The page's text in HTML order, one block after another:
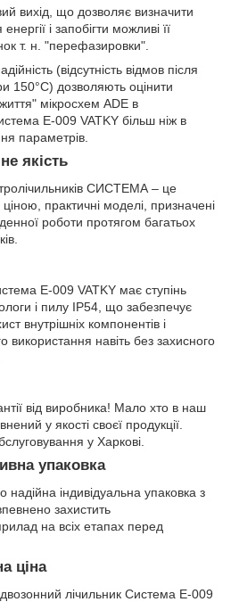
вихід, що дозволяє визначити
і запобігти можливі її
т. н. "перефазировки".
(відсутність відмов після
150°C) дозволяють оцінити
мікросхем ADE в
Е-009 VATKY більш ніж в
параметрів.
якість
СИСТЕМА – це
ціною, практичні моделі, призначені
роботи протягом багатьох
Е-009 VATKY має ступінь
і пилу IP54, що забезпечує
внутрішніх компонентів і
використання навіть без захисного
від виробника! Мало хто в наш
у якості своєї продукції.
у Харкові.
упаковка
індивідуальна упаковка з
захистить
на всіх етапах перед
ціна
лічильник Система Е-009